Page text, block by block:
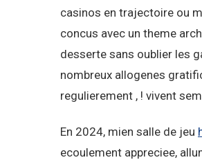
casinos en trajectoire ou
concus avec un theme
desserte sans oublier les
nombreux allogenes
regulierement , ! vivent
En 2024, mien salle de jeu
ecoulement appreciee,